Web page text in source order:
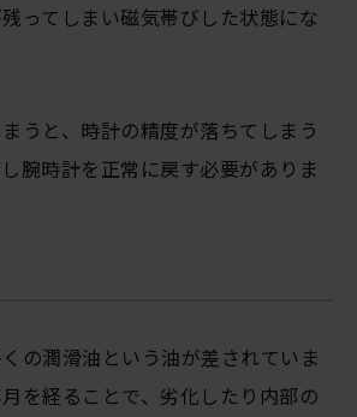
ってしまい磁気帯びした状態にな
うと、時計の精度が落ちてしまう
腕時計を正常に戻す必要がありま
の潤滑油という油が差されていま
を経ることで、劣化したり内部の